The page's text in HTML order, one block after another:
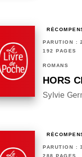
PARUTION :
192 PAGES
ROMANS
HORS
Sylvie
PARUTION :